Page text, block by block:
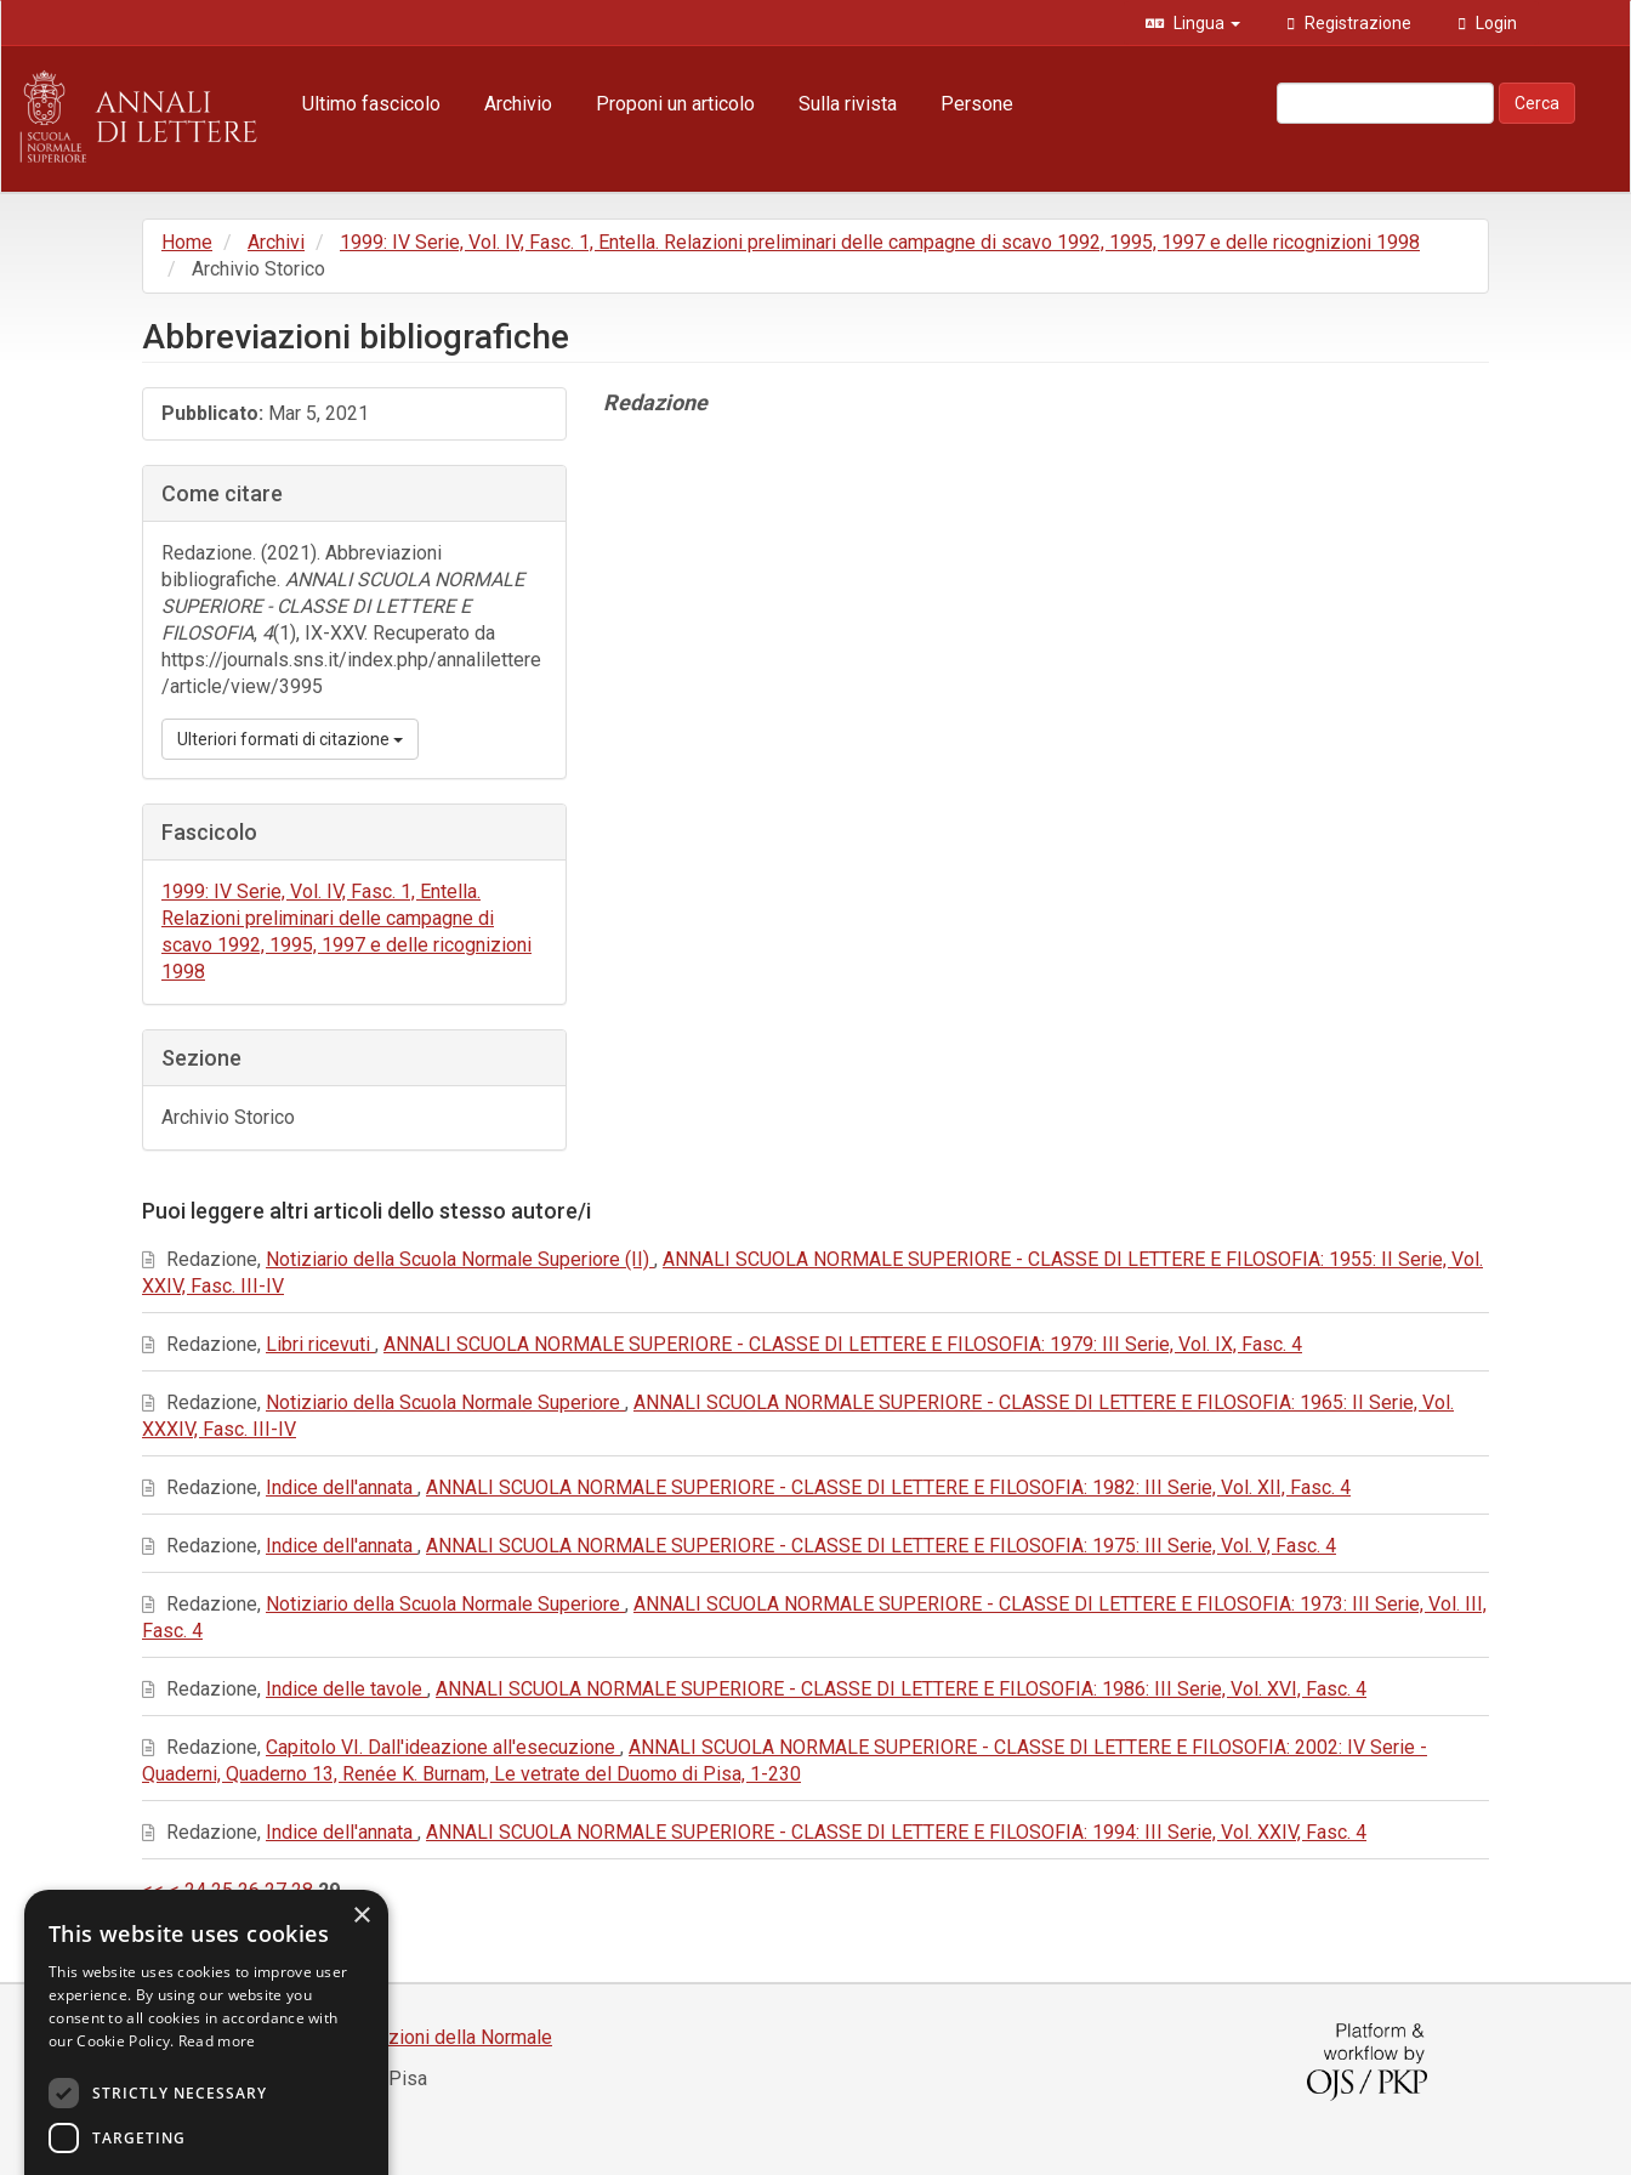
principale
Barra
laterale
Lingua Registrazione Login
Ultimo fascicolo Archivio Proponi un articolo Sulla rivista Persone Cerca
Home Archivi
1999: IV Serie, Vol. IV, Fasc. 1, Entella. Relazioni preliminari delle campagne di scavo 1992, 1995, 1997 e delle ricognizioni 1998
Archivio Storico
Abbreviazioni bibliografiche
Barra
laterale
dell'articolo
Pubblicato: Mar 5, 2021
Come citare
Redazione. (2021). Abbreviazioni
bibliografiche. ANNALI SCUOLA NORMALE
SUPERIORE - CLASSE DI LETTERE E
FILOSOFIA, 4(1), IX-XXV. Recuperato da
https://journals.sns.it/index.php/annalilettere
/article/view/3995
Ulteriori formati di citazione
Fascicolo
1999: IV Serie, Vol. IV, Fasc. 1, Entella.
Relazioni preliminari delle campagne di
scavo 1992, 1995, 1997 e delle ricognizioni
1998
Sezione
Archivio Storico
Contenuto
Redazione
Puoi leggere altri articoli dello stesso autore/i
Redazione, Notiziario della Scuola Normale Superiore (II) , ANNALI SCUOLA NORMALE SUPERIORE - CLASSE DI LETTERE E FILOSOFIA: 1955: II Serie, Vol.
XXIV, Fasc. III-IV
Redazione, Libri ricevuti , ANNALI SCUOLA NORMALE SUPERIORE - CLASSE DI LETTERE E FILOSOFIA: 1979: III Serie, Vol. IX, Fasc. 4
Redazione, Notiziario della Scuola Normale Superiore , ANNALI SCUOLA NORMALE SUPERIORE - CLASSE DI LETTERE E FILOSOFIA: 1965: II Serie, Vol.
XXXIV, Fasc. III-IV
Redazione, Indice dell'annata , ANNALI SCUOLA NORMALE SUPERIORE - CLASSE DI LETTERE E FILOSOFIA: 1982: III Serie, Vol. XII, Fasc. 4
Redazione, Indice dell'annata , ANNALI SCUOLA NORMALE SUPERIORE - CLASSE DI LETTERE E FILOSOFIA: 1975: III Serie, Vol. V, Fasc. 4
Redazione, Notiziario della Scuola Normale Superiore , ANNALI SCUOLA NORMALE SUPERIORE - CLASSE DI LETTERE E FILOSOFIA: 1973: III Serie, Vol. III,
Fasc. 4
Redazione, Indice delle tavole , ANNALI SCUOLA NORMALE SUPERIORE - CLASSE DI LETTERE E FILOSOFIA: 1986: III Serie, Vol. XVI, Fasc. 4
Redazione, Capitolo VI. Dall'ideazione all'esecuzione , ANNALI SCUOLA NORMALE SUPERIORE - CLASSE DI LETTERE E FILOSOFIA: 2002: IV Serie -
Quaderni, Quaderno 13, Renée K. Burnam, Le vetrate del Duomo di Pisa, 1-230
Redazione, Indice dell'annata , ANNALI SCUOLA NORMALE SUPERIORE - CLASSE DI LETTERE E FILOSOFIA: 1994: III Serie, Vol. XXIV, Fasc. 4
<< < 24 25 26 27 28 29
Scuola Normale Superiore
Edizioni della Normale
Piazza dei Cavalieri, 7 - 56126 Pisa
Partita IVA 00420000507
×
This website uses cookies
This website uses cookies to improve user
experience. By using our website you
consent to all cookies in accordance with
our Cookie Policy. Read more
STRICTLY NECESSARY
TARGETING